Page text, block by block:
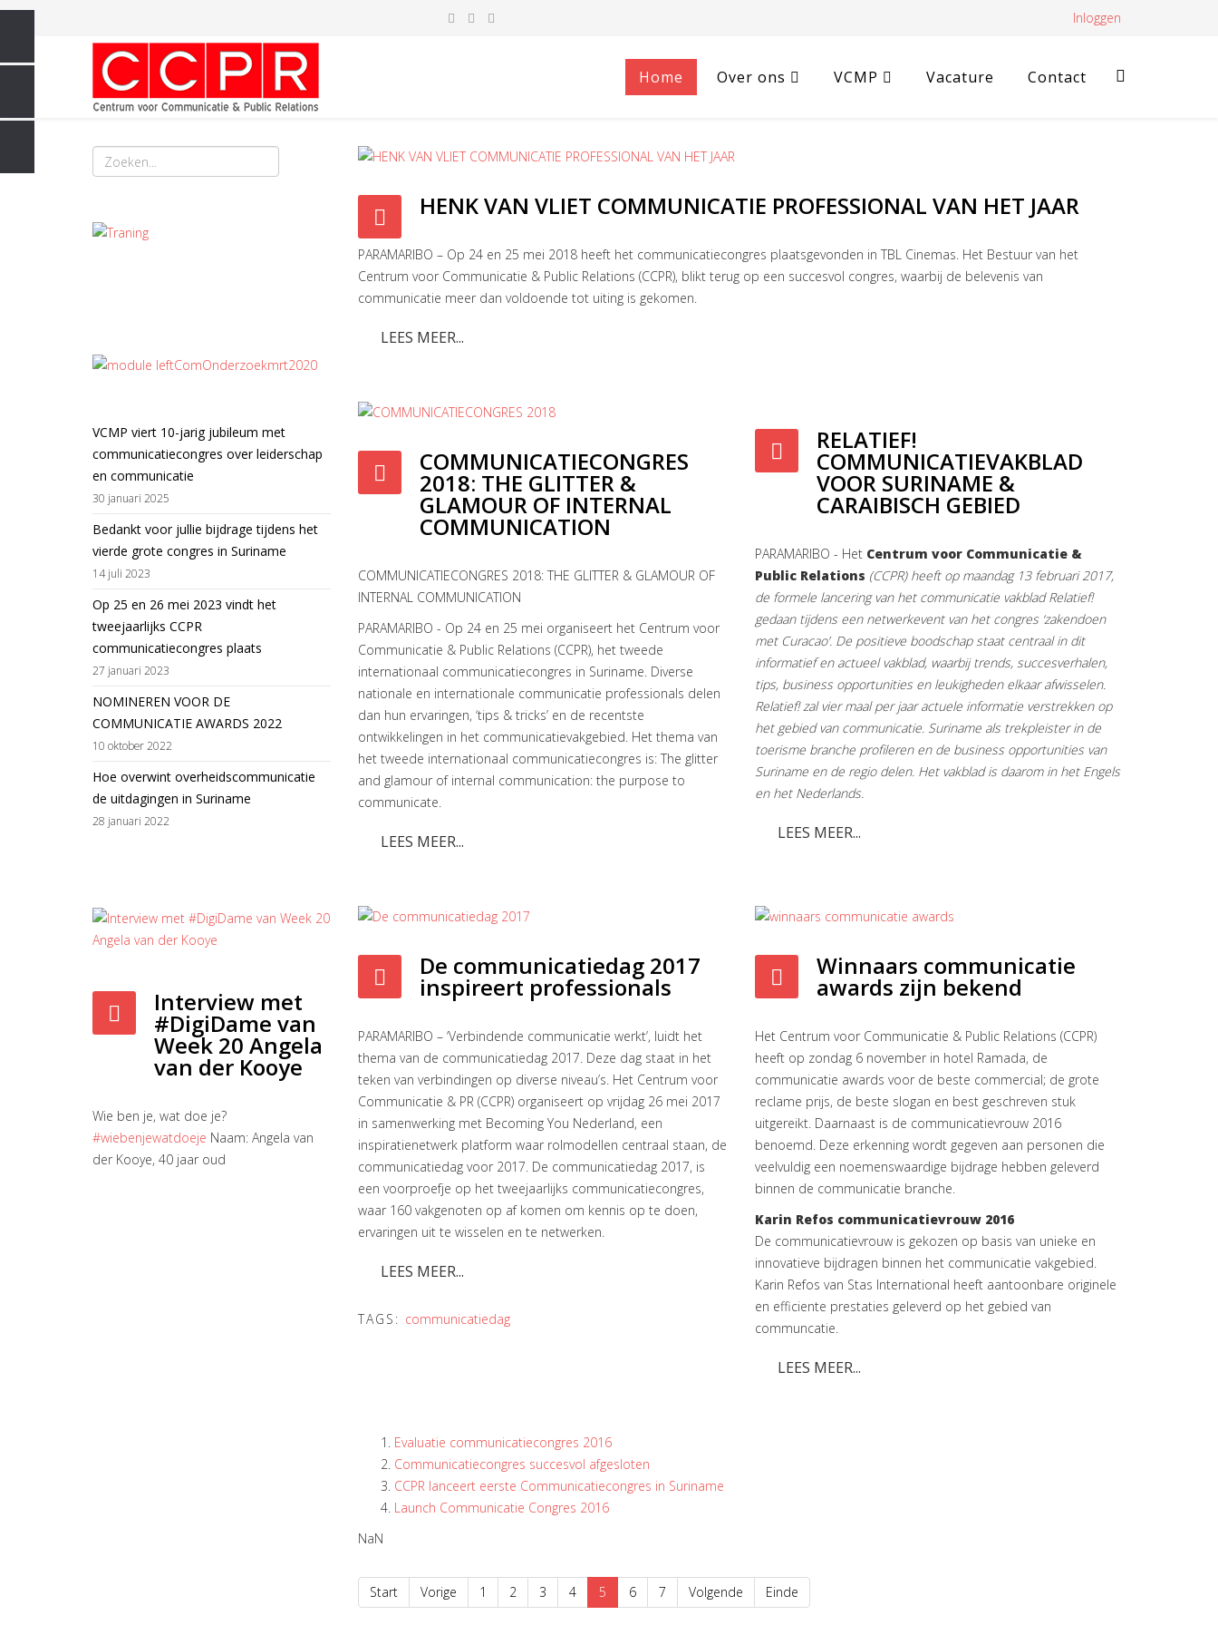
Inloggen
Home Over ons VCMP Vacature Contact
VCMP viert 10-jarig jubileum met
communicatiecongres over leiderschap
en communicatie
30 januari 2025
Bedankt voor jullie bijdrage tijdens het
vierde grote congres in Suriname
14 juli 2023
Op 25 en 26 mei 2023 vindt het
tweejaarlijks CCPR
communicatiecongres plaats
27 januari 2023
NOMINEREN VOOR DE
COMMUNICATIE AWARDS 2022
10 oktober 2022
Hoe overwint overheidscommunicatie
de uitdagingen in Suriname
28 januari 2022
Interview met
#DigiDame van
Week 20 Angela
van der Kooye
Wie ben je, wat doe je?
#wiebenjewatdoeje Naam: Angela van
der Kooye, 40 jaar oud
HENK VAN VLIET COMMUNICATIE PROFESSIONAL VAN HET JAAR
PARAMARIBO – Op 24 en 25 mei 2018 heeft het communicatiecongres plaatsgevonden in TBL Cinemas. Het Bestuur van het
Centrum voor Communicatie & Public Relations (CCPR), blikt terug op een succesvol congres, waarbij de belevenis van
communicatie meer dan voldoende tot uiting is gekomen.
LEES MEER...
COMMUNICATIECONGRES
2018: THE GLITTER &
GLAMOUR OF INTERNAL
COMMUNICATION
COMMUNICATIECONGRES 2018: THE GLITTER & GLAMOUR OF
INTERNAL COMMUNICATION
PARAMARIBO - Op 24 en 25 mei organiseert het Centrum voor
Communicatie & Public Relations (CCPR), het tweede
internationaal communicatiecongres in Suriname. Diverse
nationale en internationale communicatie professionals delen
dan hun ervaringen, ‘tips & tricks’ en de recentste
ontwikkelingen in het communicatievakgebied. Het thema van
het tweede internationaal communicatiecongres is: The glitter
and glamour of internal communication: the purpose to
communicate.
LEES MEER...
RELATIEF!
COMMUNICATIEVAKBLAD
VOOR SURINAME &
CARAIBISCH GEBIED
PARAMARIBO - Het Centrum voor Communicatie &
Public Relations (CCPR) heeft op maandag 13 februari 2017,
de formele lancering van het communicatie vakblad Relatief!
gedaan tijdens een netwerkevent van het congres ‘zakendoen
met Curacao’. De positieve boodschap staat centraal in dit
informatief en actueel vakblad, waarbij trends, succesverhalen,
tips, business opportunities en leukigheden elkaar afwisselen.
Relatief! zal vier maal per jaar actuele informatie verstrekken op
het gebied van communicatie. Suriname als trekpleister in de
toerisme branche profileren en de business opportunities van
Suriname en de regio delen. Het vakblad is daarom in het Engels
en het Nederlands.
LEES MEER...
De communicatiedag 2017
inspireert professionals
PARAMARIBO – ‘Verbindende communicatie werkt’, luidt het
thema van de communicatiedag 2017. Deze dag staat in het
teken van verbindingen op diverse niveau’s. Het Centrum voor
Communicatie & PR (CCPR) organiseert op vrijdag 26 mei 2017
in samenwerking met Becoming You Nederland, een
inspiratienetwerk platform waar rolmodellen centraal staan, de
communicatiedag voor 2017. De communicatiedag 2017, is
een voorproefje op het tweejaarlijks communicatiecongres,
waar 160 vakgenoten op af komen om kennis op te doen,
ervaringen uit te wisselen en te netwerken.
LEES MEER...
TAGS: communicatiedag
Winnaars communicatie
awards zijn bekend
Het Centrum voor Communicatie & Public Relations (CCPR)
heeft op zondag 6 november in hotel Ramada, de
communicatie awards voor de beste commercial; de grote
reclame prijs, de beste slogan en best geschreven stuk
uitgereikt. Daarnaast is de communicatievrouw 2016
benoemd. Deze erkenning wordt gegeven aan personen die
veelvuldig een noemenswaardige bijdrage hebben geleverd
binnen de communicatie branche.
Karin Refos communicatievrouw 2016
De communicatievrouw is gekozen op basis van unieke en
innovatieve bijdragen binnen het communicatie vakgebied.
Karin Refos van Stas International heeft aantoonbare originele
en efficiente prestaties geleverd op het gebied van
communcatie.
LEES MEER...
Evaluatie communicatiecongres 2016
Communicatiecongres succesvol afgesloten
CCPR lanceert eerste Communicatiecongres in Suriname
Launch Communicatie Congres 2016
NaN
Start Vorige 1 2 3 4 5 6 7 Volgende Einde